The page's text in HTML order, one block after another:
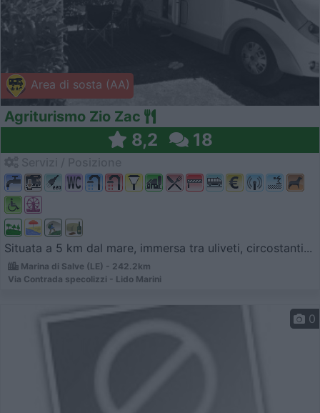
Area di sosta (AA)
Agriturismo Zio Zac
8,2 18
Situata a 5 km dal mare, immersa tra uliveti, circostanti...
Marina di Salve (LE) - 242.2km
Via Contrada specolizzi - Lido Marini
0